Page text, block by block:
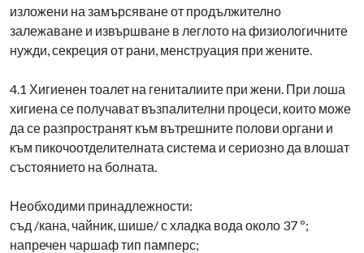
изложени на замърсяване от продължително
залежаване и извършване в леглото на физиологичните
нужди, секреция от рани, менструация при жените.
4.1 Хигиенен тоалет на гениталиите при жени. При лоша
хигиена се получават възпалителни процеси, които може
да се разпространят към вътрешните полови органи и
към пикочоотделителната система и сериозно да влошат
състоянието на болната.
Необходими принадлежности:
съд /кана, чайник, шише/ с хладка вода около 37 º;
напречен чаршаф тип памперс;